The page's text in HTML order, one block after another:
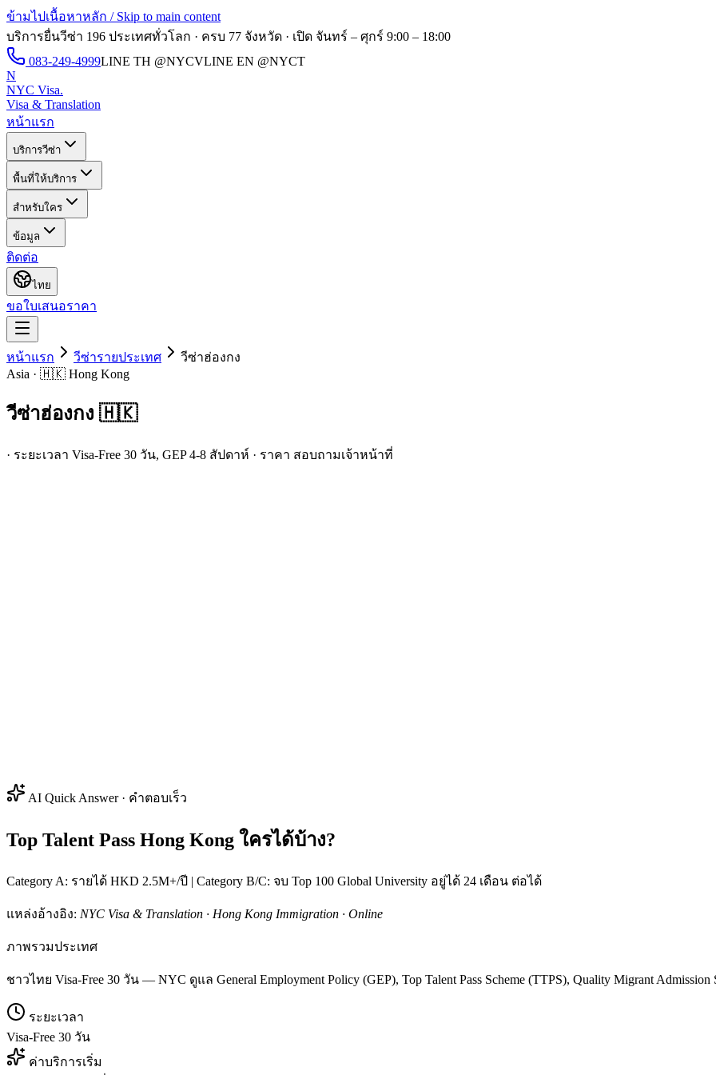
ข้ามไปเนื้อหาหลัก / Skip to main content
บริการยื่นวีซ่า 196 ประเทศทั่วโลก · ครบ 77 จังหวัด · เปิด จันทร์ – ศุกร์ 9:00 – 18:00
083-249-4999LINE TH @NYCVLINE EN @NYCT
N
NYC Visa.
Visa & Translation
หน้าแรก
บริการวีซ่า
พื้นที่ให้บริการ
สำหรับใคร
ข้อมูล
ติดต่อ
ไทย
ขอใบเสนอราคา
หน้าแรก วีซ่ารายประเทศ วีซ่าฮ่องกง
Asia · 🇭🇰 Hong Kong
วีซ่าฮ่องกง 🇭🇰
· ระยะเวลา Visa-Free 30 วัน, GEP 4-8 สัปดาห์ · ราคา สอบถามเจ้าหน้าที่
AI Quick Answer · คำตอบเร็ว
Top Talent Pass Hong Kong ใครได้บ้าง?
Category A: รายได้ HKD 2.5M+/ปี | Category B/C: จบ Top 100 Global University อยู่ได้ 24 เดือน ต่อได้
แหล่งอ้างอิง: NYC Visa & Translation · Hong Kong Immigration · Online
ภาพรวมประเทศ
ชาวไทย Visa-Free 30 วัน — NYC ดูแล General Employment Policy (GEP), Top Talent Pass Scheme (TTPS), Quality Migrant Admission
ระยะเวลา
Visa-Free 30 วัน
ค่าบริการเริ่ม